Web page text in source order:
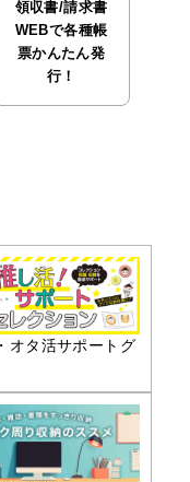
領収書/請求書
WEBで各種帳
票かんたん発
行！
オタ活サポートグ